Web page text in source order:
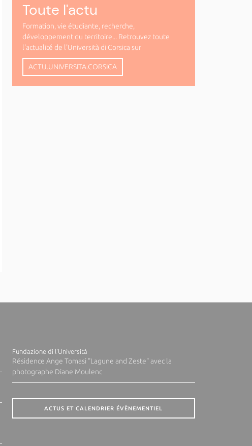
Toute l'actu
Formation, vie étudiante, recherche,
développement du territoire... Retrouvez toute
l'actualité de l'Università di Corsica sur
ACTU.UNIVERSITA.CORSICA
Fundazione di l'Università
Résidence Ange Tomasi "Lagune and Zeste" avec la
photographe Diane Moulenc
ACTUS ET CALENDRIER ÉVÈNEMENTIEL